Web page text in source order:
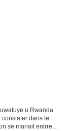
u Rwanda
dans le
se mariait entrre